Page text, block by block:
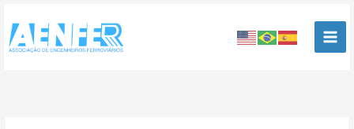
para
conteúdo